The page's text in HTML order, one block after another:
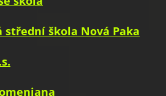
střední škola Nová Paka